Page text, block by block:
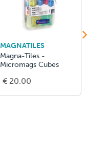
MAGNATILES
Magna-Tiles -
Micromags Cubes
€ 20.00